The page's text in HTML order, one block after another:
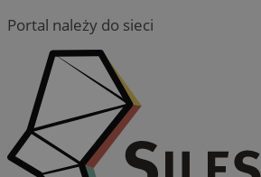
Portal należy do sieciFunkcjonalność
Niezbędne pliki cookie umożliwiają
podstawowych funkcji strony
logowanie użytkownika i zarządzanie
niezbędnych plików cookie nie można
korzystać ze strony internetowej.
Nazwa